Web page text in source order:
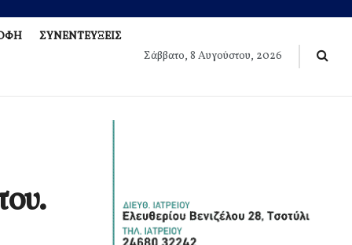
ΣΥΝΕΝΤΕΥΞΕΙΣ
Σάββατο, 8 Αυγούστου, 2026